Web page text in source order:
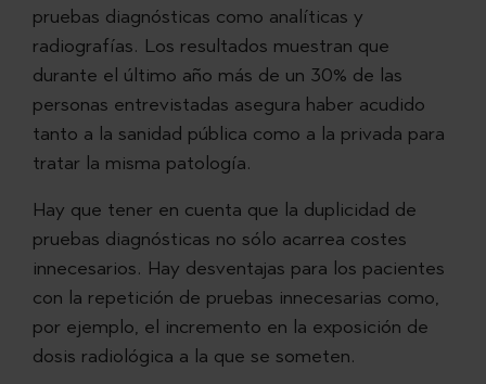
pruebas diagnósticas como analíticas y
radiografías. Los resultados muestran que
durante el último año más de un 30% de las
personas entrevistadas asegura haber acudido
tanto a la sanidad pública como a la privada para
tratar la misma patología.
Hay que tener en cuenta que la duplicidad de
pruebas diagnósticas no sólo acarrea costes
innecesarios. Hay desventajas para los pacientes
con la repetición de pruebas innecesarias como,
por ejemplo, el incremento en la exposición de
dosis radiológica a la que se someten.